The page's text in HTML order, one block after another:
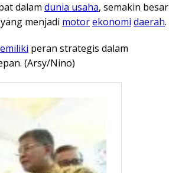
dalam dunia usaha, semakin besar
yang menjadi motorekonomi daerah.
peran strategis dalam
(Arsy/Nino)